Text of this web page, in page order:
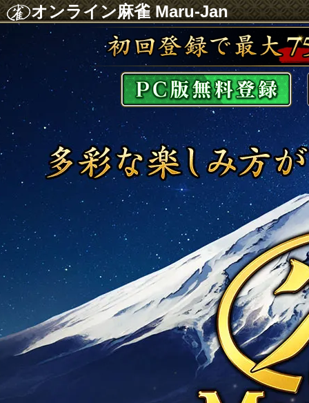
オンライン麻雀 Maru-Jan